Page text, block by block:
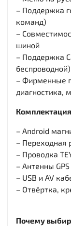
– Поддержка
команд)
–
шиной
– Поддержка
беспроводной)
– Фирменные
диагностика,
– Android
– Переходная
– Проводка
– Антенны
– USB и AV
– Отвёртка,
Почему